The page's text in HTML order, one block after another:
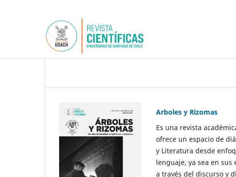
Arboles y Rizomas
Es una revista
ofrece un espacio de
y Literatura desde
lenguaje, ya sea en
a través del discurso y